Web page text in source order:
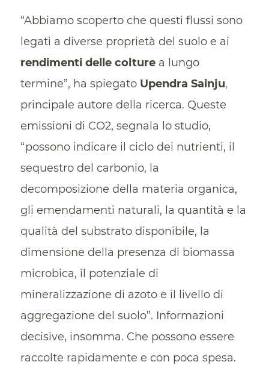
“Abbiamo scoperto che questi flussi sono
legati a diverse proprietà del suolo e ai
rendimenti delle colturea lungo
termine”, ha spiegato Upendra Sainju,
principale autore della ricerca. Queste
emissioni di CO2, segnala lo studio,
“possono indicare il ciclo dei nutrienti, il
sequestro del carbonio, la
decomposizione della materia organica,
gli emendamenti naturali, la quantità e la
qualità del substrato disponibile, la
dimensione della presenza di biomassa
microbica, il potenziale di
mineralizzazione di azoto e il livello di
aggregazione del suolo”. Informazioni
decisive, insomma. Che possono essere
raccolte rapidamente e con poca spesa.